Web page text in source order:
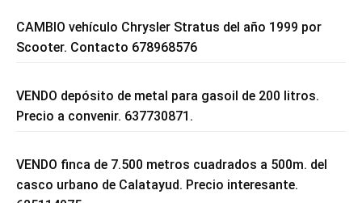
CAMBIO vehículo Chrysler Stratus del año 1999 por
Scooter. Contacto 678968576
VENDO depósito de metal para gasoil de 200 litros.
Precio a convenir. 637730871.
VENDO finca de 7.500 metros cuadrados a 500m. del
casco urbano de Calatayud. Precio interesante.